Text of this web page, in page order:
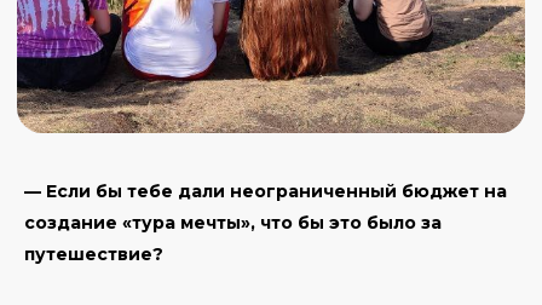
— Если бы тебе дали неограниченный бюджет на
создание «тура мечты», что бы это было за
путешествие?